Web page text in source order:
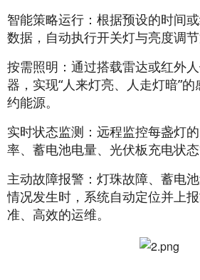
智能策略运行：根据预设的时间
数据，自动执行开关灯与亮度调节
按需照明：通过搭载雷达或红外
器，实现“人来灯亮、人走灯暗”
约能源。
实时状态监测：远程监控每盏灯
率、蓄电池电量、光伏板充电状态
主动故障报警：灯珠故障、蓄电
情况发生时，系统自动定位并上
准、高效的运维。